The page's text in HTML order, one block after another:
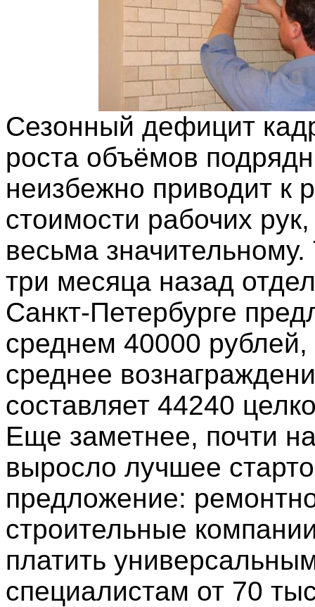
Сезонный дефицит
роста объёмов
неизбежно приводит к
стоимости рабочих
весьма значительному.
три месяца назад
Санкт-Петербурге
среднем 40000 рублей,
среднее
составляет 44240
Еще заметнее, почти
выросло лучшее
предложение:
строительные
платить
специалистам от 70